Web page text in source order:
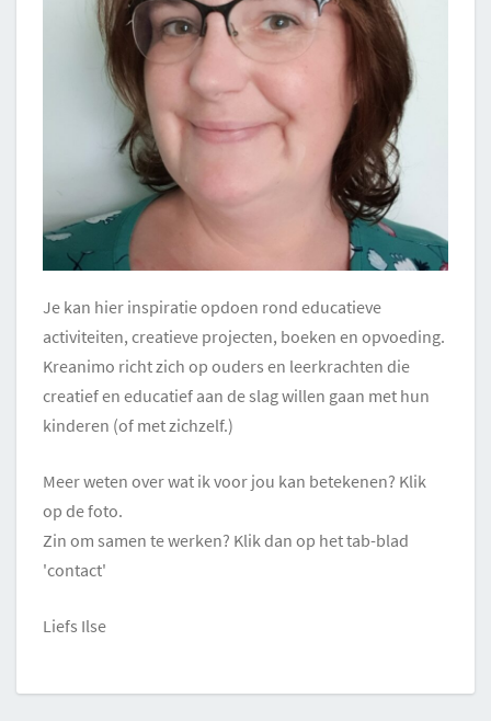
Je kan hier inspiratie opdoen rond educatieve
activiteiten, creatieve projecten, boeken en opvoeding.
Kreanimo richt zich op ouders en leerkrachten die
creatief en educatief aan de slag willen gaan met hun
kinderen (of met zichzelf.)
Meer weten over wat ik voor jou kan betekenen? Klik
op de foto.
Zin om samen te werken? Klik dan op het tab-blad
'contact'
Liefs Ilse